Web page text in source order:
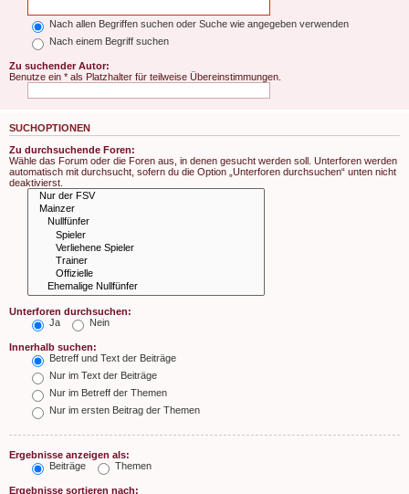
Nach allen Begriffen suchen oder Suche wie angegeben verwenden
Nach einem Begriff suchen
Zu suchender Autor:
Benutze ein * als Platzhalter für teilweise Übereinstimmungen.
SUCHOPTIONEN
Zu durchsuchende Foren:
Wähle das Forum oder die Foren aus, in denen gesucht werden soll. Unterforen werden
automatisch mit durchsucht, sofern du die Option „Unterforen durchsuchen“ unten nicht
deaktivierst.
Unterforen durchsuchen:
Ja
Nein
Innerhalb suchen:
Betreff und Text der Beiträge
Nur im Text der Beiträge
Nur im Betreff der Themen
Nur im ersten Beitrag der Themen
Ergebnisse anzeigen als:
Beiträge
Themen
Ergebnisse sortieren nach: